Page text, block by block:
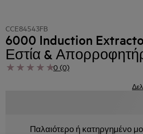
CCE84543FB
6000 Induction
Εστία &
0 (0)
Παλαιότερο ή κατηργημένο